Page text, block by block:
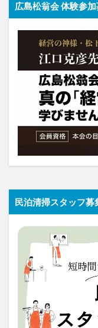
広島松翁会 体験参加
民泊清掃スタッフ募